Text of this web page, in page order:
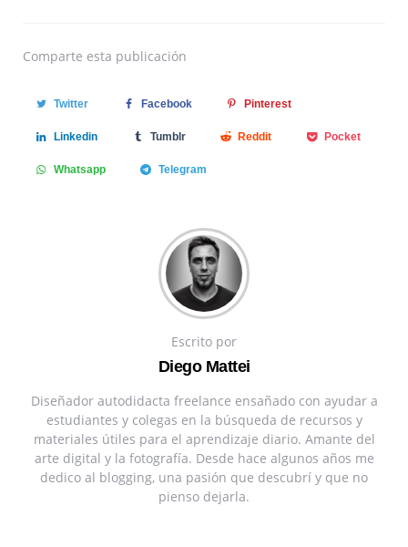
Comparte esta publicación
Twitter Facebook Pinterest
Linkedin Tumblr Reddit Pocket
Whatsapp Telegram
Escrito por
Diego Mattei
Diseñador autodidacta freelance ensañado con ayudar a
estudiantes y colegas en la búsqueda de recursos y
materiales útiles para el aprendizaje diario. Amante del
arte digital y la fotografía. Desde hace algunos años me
dedico al blogging, una pasión que descubrí y que no
pienso dejarla.